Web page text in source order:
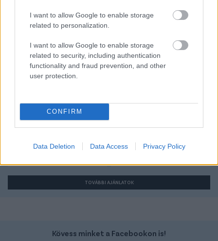
I want to allow Google to enable storage
related to personalization.
I want to allow Google to enable storage
related to security, including authentication
functionality and fraud prevention, and other
user protection.
CONFIRM
Data Deletion Data Access Privacy Policy
Autópiac
Cfmoto 800 Mt Ford Puma
TOVÁBBI AJÁNLATOK
Kövess minket a Facebookon is!